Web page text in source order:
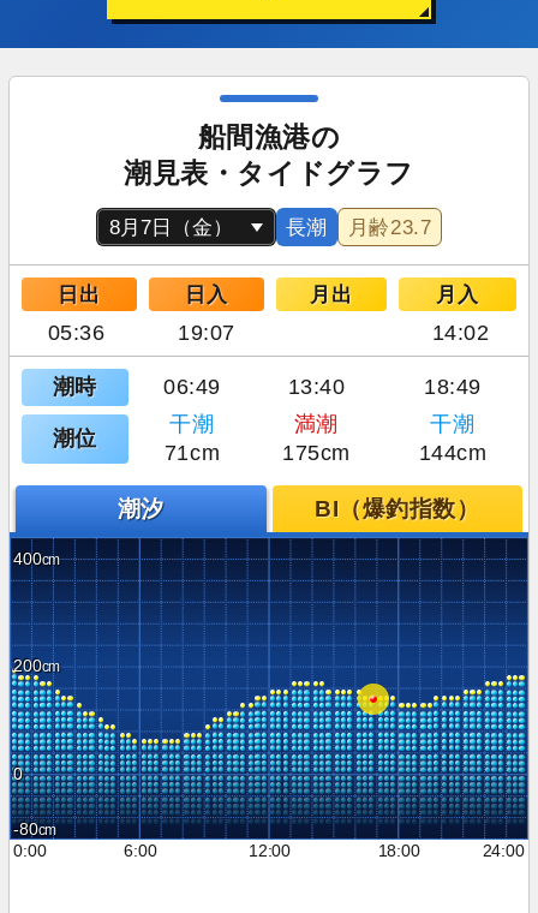
船間漁港の
潮見表・タイドグラフ
長潮 月齢23.7
日出 日入 月出 月入
05:36 19:07 14:02
潮時 06:49 13:40 18:49
潮位
干潮 満潮
干潮
71cm
175cm 144cm
潮汐 BI（爆釣指数）
400
200
0
-80
0:00
6:00 12:00 18:00 24:00